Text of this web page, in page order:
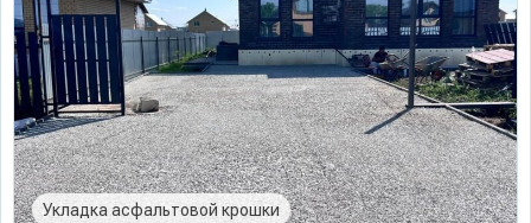
Укладка асфальтовой крошки